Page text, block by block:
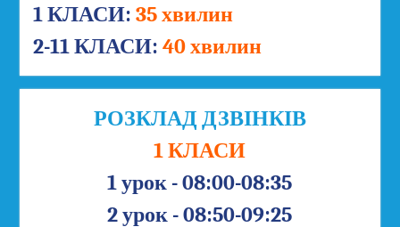
1 КЛАСИ: 35 хвилин
2-11 КЛАСИ: 40 хвилин
РОЗКЛАД ДЗВІНКІВ
1 КЛАСИ
1 урок - 08:00-08:35
2 урок - 08:50-09:25